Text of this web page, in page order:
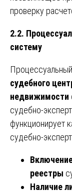
проверку
2.2.
систему
судебного
недвижимости
судебно-
функционирует
судебно-
реестры
Наличие